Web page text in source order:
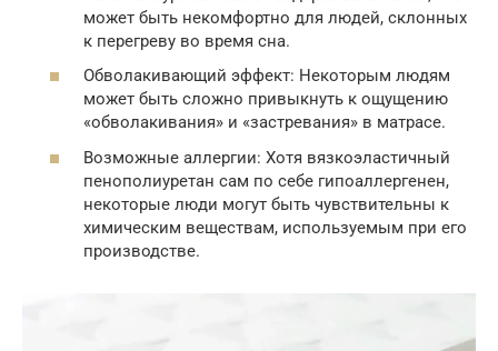
может быть некомфортно для людей, склонных
к перегреву во время сна.
Обволакивающий эффект: Некоторым людям
может быть сложно привыкнуть к ощущению
«обволакивания» и «застревания» в матрасе.
Возможные аллергии: Хотя вязкоэластичный
пенополиуретан сам по себе гипоаллергенен,
некоторые люди могут быть чувствительны к
химическим веществам, используемым при его
производстве.